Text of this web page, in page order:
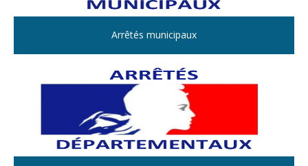
Arrêtés municipaux